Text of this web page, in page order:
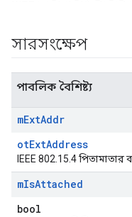
সারসংক্ষেপ
পাবলিক বৈশিষ্ট্য
mExtAddr
otExtAddress
IEEE 802.15.4 পিতামাতার
mIsAttached
bool